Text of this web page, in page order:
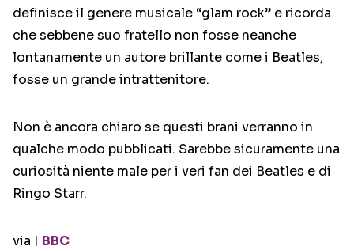
definisce il genere musicale “glam rock” e ricorda
che sebbene suo fratello non fosse neanche
lontanamente un autore brillante come i Beatles,
fosse un grande intrattenitore.
Non è ancora chiaro se questi brani verranno in
qualche modo pubblicati. Sarebbe sicuramente una
curiosità niente male per i veri fan dei Beatles e di
Ringo Starr.
via | BBC